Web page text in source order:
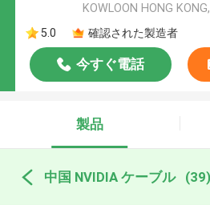
KOWLOON HONG
5.0
確認された製造者
今すぐ電話
製品
中国 NVIDIA ケーブル (39)